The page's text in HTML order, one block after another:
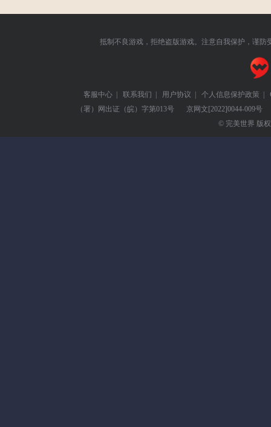
抵制不良游戏，拒绝盗版游戏。注意自我保护，谨防
客服中心 | 联系我们 | 用户协议 | 个人信息保护政策 |
（署）网出证（皖）字第013号
京网文[2022]0044-009号
© 完美世界 版权